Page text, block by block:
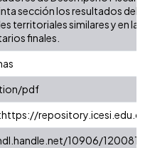
sección los resultados del
territoriales similares y en la
finales.
pdf
10906/120081